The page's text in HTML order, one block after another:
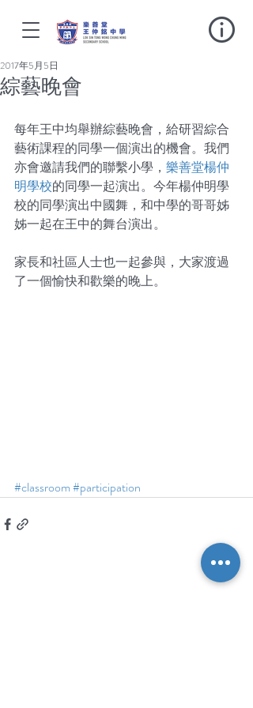
綜藝晚會
2017年5月5日
每年王中均舉辦綜藝晚會，給研習綜合
藝術課程的同學一個演出的機會。我們
亦會邀請我們的聯繫小學， 樂善堂楊仲
明學校的同學一起演出。今年楊仲明學
校的同學演出中國舞，和中學的哥哥姊
姊一起在王中的舞台演出。
家長和社區人士也一起參與，大家渡過
了一個愉快和歡樂的晚上。
#classroom#participation